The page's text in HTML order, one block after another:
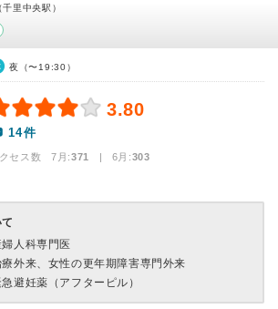
里中央駅）
夜（〜19:30）
3.80
14件
セス数 7月:371 | 6月:303
婦人科専門医
外来、女性の更年期障害専門外来
避妊薬（アフターピル）